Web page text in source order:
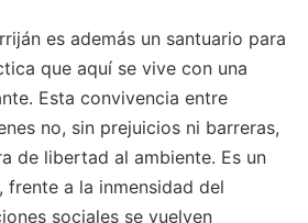
es además un santuario para
que aquí se vive con una
Esta convivencia entre
no, sin prejuicios ni barreras,
de libertad al ambiente. Es un
a la inmensidad del
sociales se vuelven